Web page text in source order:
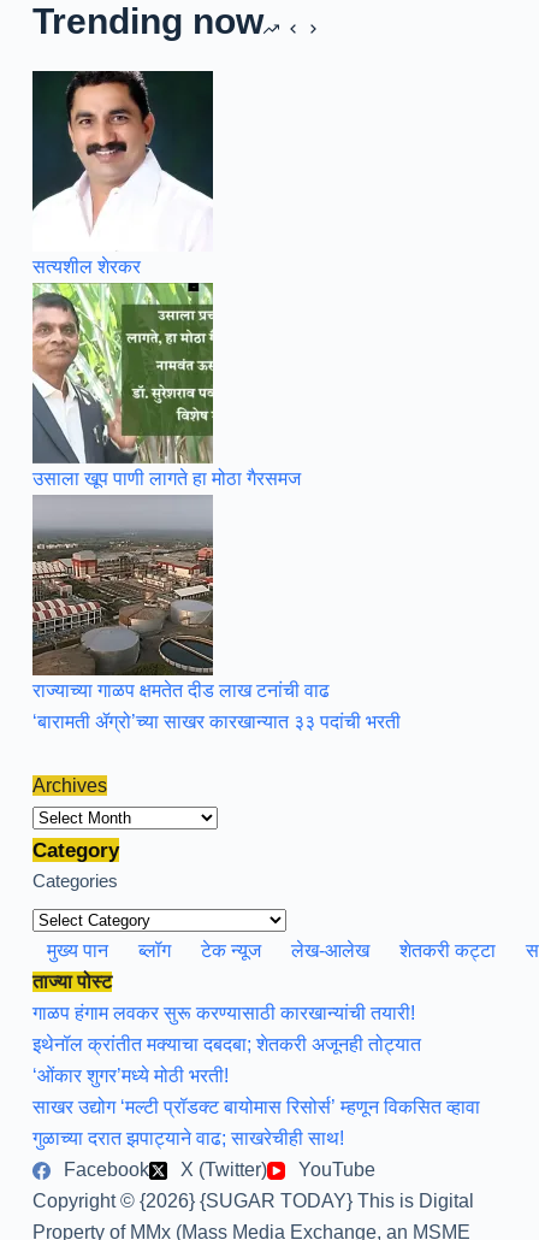
Trending now
सत्यशील शेरकर
उसाला खूप पाणी लागते हा मोठा गैरसमज
राज्याच्या गाळप क्षमतेत दीड लाख टनांची वाढ
‘बारामती ॲग्रो’च्या साखर कारखान्यात ३३ पदांची भरती
Archives
Archives
Category
Categories
मुख्य पान ब्लॉग टेक न्यूज लेख-आलेख शेतकरी कट्टा
ताज्या पोस्ट
गाळप हंगाम लवकर सुरू करण्यासाठी कारखान्यांची तयारी!
इथेनॉल क्रांतीत मक्याचा दबदबा; शेतकरी अजूनही तोट्यात
‘ओंकार शुगर’मध्ये मोठी भरती!
साखर उद्योग ‘मल्टी प्रॉडक्ट बायोमास रिसोर्स’ म्हणून विकसित व्हावा
गुळाच्या दरात झपाट्याने वाढ; साखरेचीही साथ!
Facebook
X (Twitter)
YouTube
Copyright © {2026} {SUGAR TODAY} This is Digital
Property of MMx (Mass Media Exchange, an MSME